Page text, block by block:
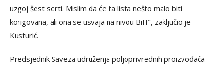
uzgoj šest sorti. Mislim da će ta lista nešto malo biti
korigovana, ali ona se usvaja na nivou BiH", zaključio je
Kusturić.
Predsjednik Saveza udruženja poljoprivrednih proizvođača